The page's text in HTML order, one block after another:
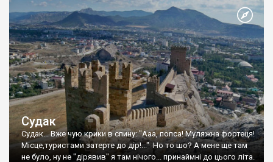
Судак
Судак... Вже чую крики в спину: "Ааа, попса! Муляжна фортеця!
Місце,туристами затерте до дір!..." Но то шо? А мене ще там
не було, ну не "дірявив" я там нічого... принаймні до цього літа.